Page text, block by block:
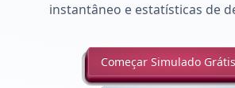
instantâneo e estatísticas de
Começar Simulado Grátis